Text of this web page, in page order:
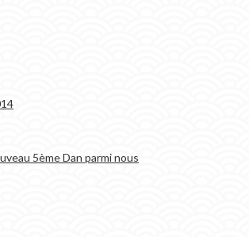
5ème Dan parmi nous